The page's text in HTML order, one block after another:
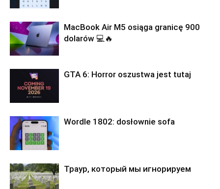
MacBook Air M5 osiąga granicę 900
dolarów 💻🔥
GTA 6: Horror oszustwa jest tutaj
Wordle 1802: dosłownie sofa
Траур, который мы игнорируем